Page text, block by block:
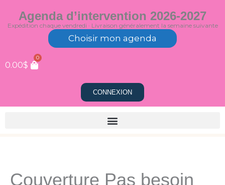
au
Agenda d’intervention 2026-2027
Expédition chaque vendredi · Livraison généralement la semaine suivante
Choisir mon agenda
0.00$
0
CONNEXION
Couverture Pas besoin